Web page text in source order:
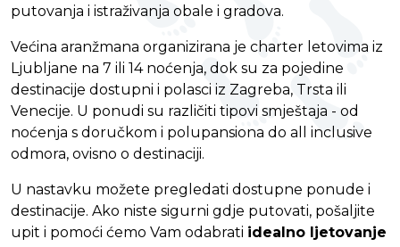
putovanja i istraživanja obale i gradova.
Većina aranžmana organizirana je charter letovima iz
Ljubljane na 7 ili 14 noćenja, dok su za pojedine
destinacije dostupni i polasci iz Zagreba, Trsta ili
Venecije. U ponudi su različiti tipovi smještaja - od
noćenja s doručkom i polupansiona do all inclusive
odmora, ovisno o destinaciji.
U nastavku možete pregledati dostupne ponude i
destinacije. Ako niste sigurni gdje putovati, pošaljite
upit i pomoći ćemo Vam odabrati idealno ljetovanje